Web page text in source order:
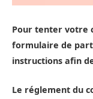
Pour tenter votre
formulaire de
instructions afin
Le réglement du